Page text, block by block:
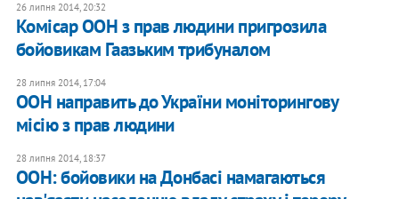
26 липня 2014, 20:32
Комісар ООН з прав людини пригрозила
бойовикам Гаазьким трибуналом
28 липня 2014, 17:04
ООН направить до України моніторингову
місію з прав людини
28 липня 2014, 18:37
ООН: бойовики на Донбасі намагаються